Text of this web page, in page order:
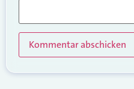
Alternative: